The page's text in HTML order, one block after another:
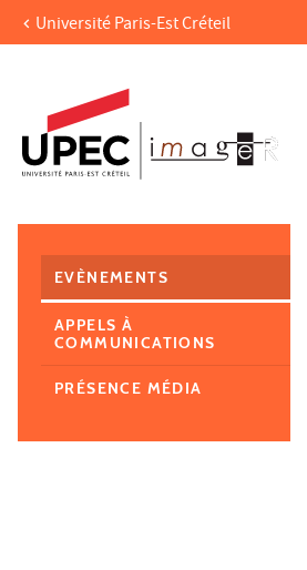
Aller au contenu
Recherche
Navigation secondaire
Université Paris-Est Créteil
EVÈNEMENTS
APPELS À
COMMUNICATIONS
PRÉSENCE MÉDIA